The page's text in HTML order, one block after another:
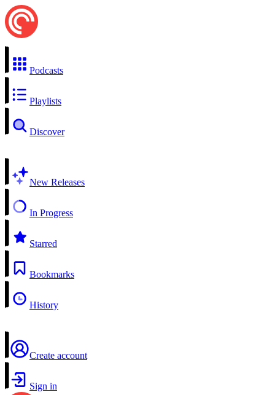
Podcasts
Playlists
Discover
New Releases
In Progress
Starred
Bookmarks
History
Create account
Sign in